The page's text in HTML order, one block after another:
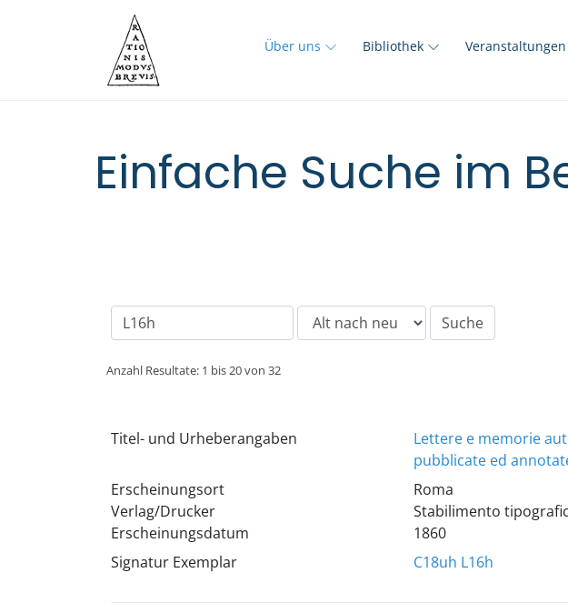
Über uns Bibliothek Veranstaltungen
Einfache Suche im
Anzahl Resultate: 1 bis 20 von 32
Titel- und Urheberangaben
Lettere e memorie
pubblicate ed
Erscheinungsort
Verlag/Drucker
Erscheinungsdatum
Roma
Stabilimento
1860
Signatur Exemplar
C18uh L16h